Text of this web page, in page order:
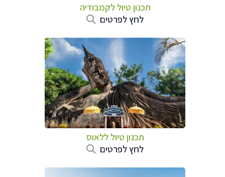
תכנון טיול לקמבודיה
לחץ לפרטים
תכנון טיול ללאוס
לחץ לפרטים